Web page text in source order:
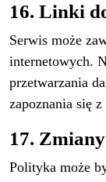
16. Linki
Serwis może
internetowych.
przetwarzania
zapoznania się
17.
Polityka może